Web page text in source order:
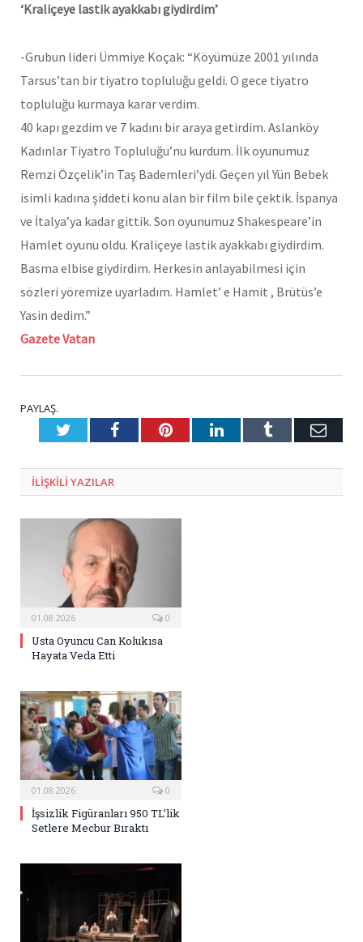
‘Kraliçeye lastik ayakkabı giydirdim’
-Grubun lideri Ümmiye Koçak: “Köyümüze 2001 yılında
Tarsus’tan bir tiyatro topluluğu geldi. O gece tiyatro
topluluğu kurmaya karar verdim.
40 kapı gezdim ve 7 kadını bir araya getirdim. Aslanköy
Kadınlar Tiyatro Topluluğu’nu kurdum. İlk oyunumuz
Remzi Özçelik’in Taş Bademleri’ydi. Geçen yıl Yün Bebek
isimli kadına şiddeti konu alan bir film bile çektik. İspanya
ve İtalya’ya kadar gittik. Son oyunumuz Shakespeare’in
Hamlet oyunu oldu. Kraliçeye lastik ayakkabı giydirdim.
Basma elbise giydirdim. Herkesin anlayabilmesi için
sözleri yöremize uyarladım. Hamlet’ e Hamit , Brütüs’e
Yasin dedim.”
Gazete Vatan
PAYLAŞ.
TwitterFacebookPinterestLinkedInTumblr E-
ILIŞKILI YAZILAR
01.08.2026 0
Usta Oyuncu Can Kolukısa
Hayata Veda Etti
01.08.2026 0
İşsizlik Figüranları 950 TL’lik
Setlere Mecbur Bıraktı